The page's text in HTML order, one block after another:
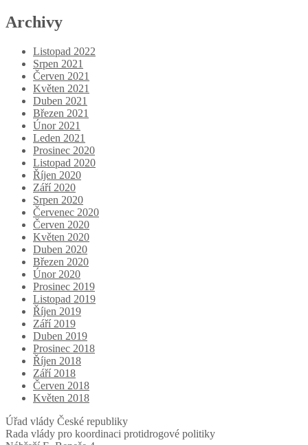
Archivy
Listopad 2022
Srpen 2021
Červen 2021
Květen 2021
Duben 2021
Březen 2021
Únor 2021
Leden 2021
Prosinec 2020
Listopad 2020
Říjen 2020
Září 2020
Srpen 2020
Červenec 2020
Červen 2020
Květen 2020
Duben 2020
Březen 2020
Únor 2020
Prosinec 2019
Listopad 2019
Říjen 2019
Září 2019
Duben 2019
Prosinec 2018
Říjen 2018
Září 2018
Červen 2018
Květen 2018
Úřad vlády České republiky
Rada vlády pro koordinaci protidrogové politiky